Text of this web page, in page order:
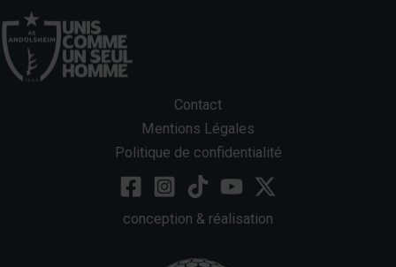
Contact
Mentions Légales
Politique de confidentialité
conception & réalisation